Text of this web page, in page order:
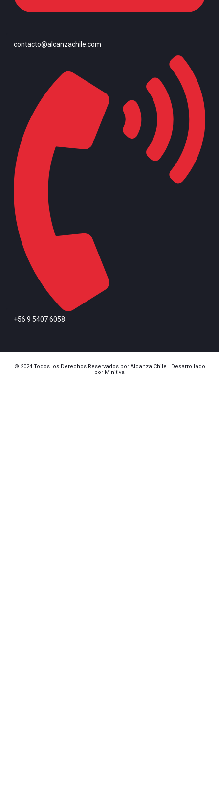
contacto@alcanzachile.com
+56 9 5407 6058
© 2024 Todos los Derechos Reservados por Alcanza Chile | Desarrollado
por Minitiva